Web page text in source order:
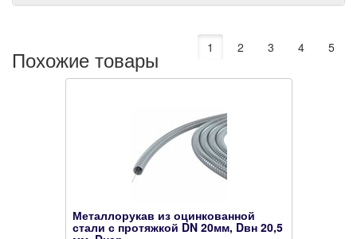
Похожие товары 1 2 3 4 5
Металлорукав из оцинкованной
стали с протяжкой DN 20мм, Dвн 20,5